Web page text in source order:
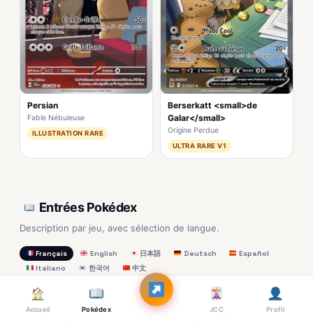
Persian
Fable Nébuleuse
ILLUSTRATION RARE
Berserkatt <small>de
Galar</small>
Origine Perdue
ULTRA RARE V1
Entrées Pokédex
Description par jeu, avec sélection de langue.
Français English 日本語 Deutsch
Español
Italiano
한국어 中文
NOIR
Accueil Pokédex JCC Profil